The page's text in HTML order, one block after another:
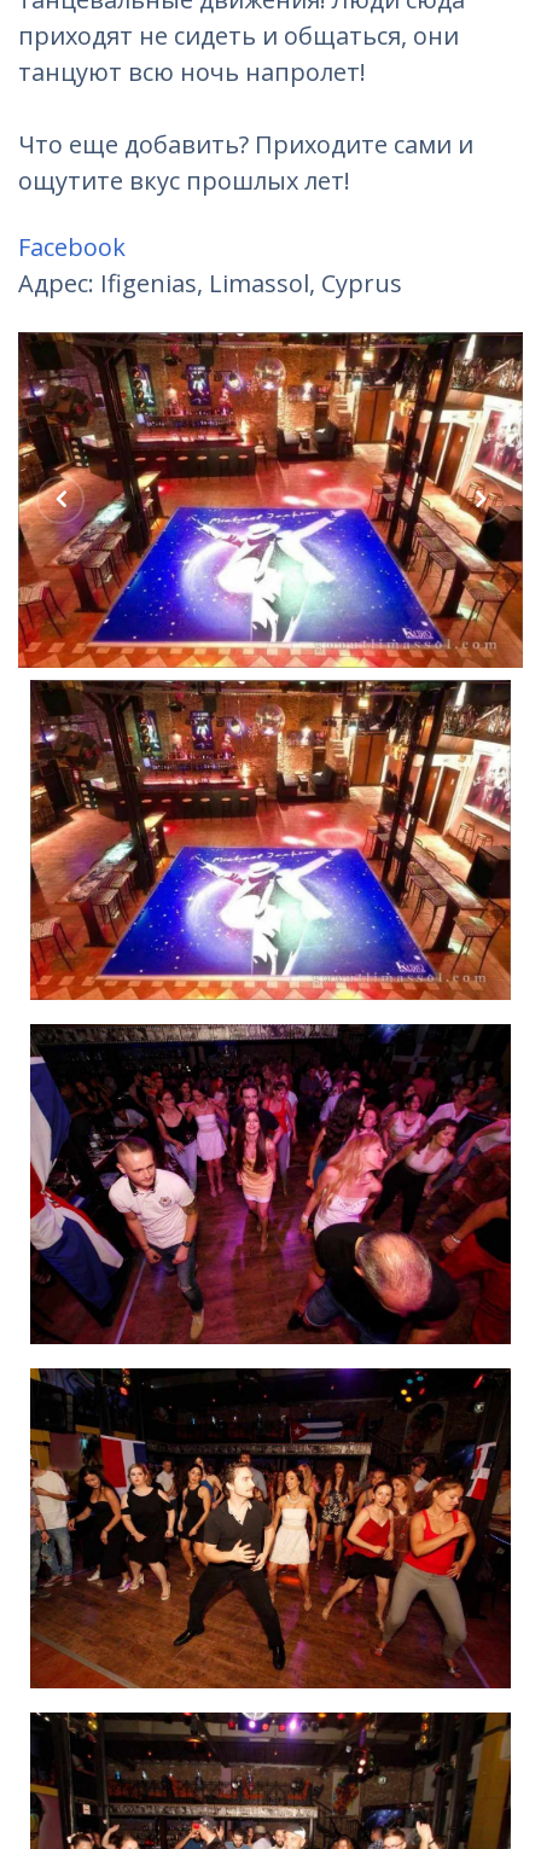
приходят не сидеть и общаться, они
танцуют всю ночь напролет!
Что еще добавить? Приходите сами и
ощутите вкус прошлых лет!
Facebook
Адрес: Ifigenias, Limassol, Cyprus